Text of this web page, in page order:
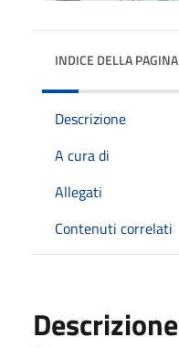
INDICE DELLA PAGINA
Descrizione
A cura di
Allegati
Contenuti correlati
Descrizione